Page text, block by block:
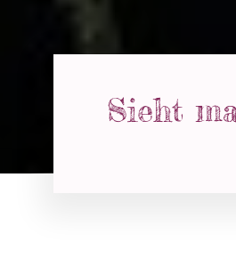
Sieht